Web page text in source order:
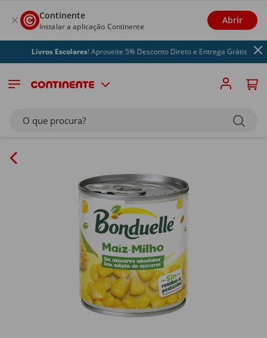
Continente
Instalar a aplicação Continente
Abrir
Livros Escolares! Aproveite 5% Desconto Direto e Entrega Grátis
O que procura?